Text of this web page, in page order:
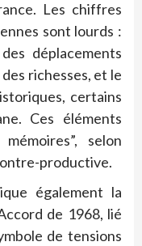
Les chiffres
sont lourds :
déplacements
richesses, et le
certains
Ces éléments
selon
productive.
également la
de 1968, lié
de tensions